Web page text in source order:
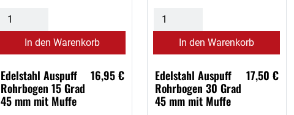
In den Warenkorb
Edelstahl Auspuff
Rohrbogen 15 Grad
45 mm mit Muffe
16,95 €
In den Warenkorb
Edelstahl Auspuff
Rohrbogen 30 Grad
45 mm mit Muffe
17,50 €